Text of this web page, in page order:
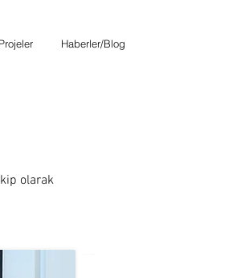
Projeler Haberler/Blog
olarak